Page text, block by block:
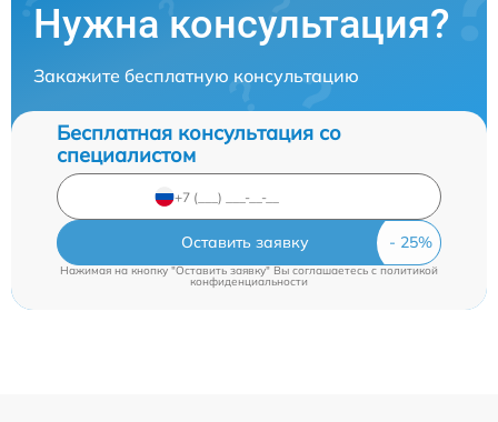
Нужна консультация?
Закажите бесплатную консультацию
Бесплатная консультация со
специалистом
Оставить заявку
Нажимая на кнопку "Оставить заявку" Вы соглашаетесь cполитикой
конфиденциальности